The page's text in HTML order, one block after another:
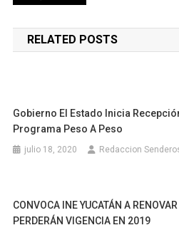
de
entradas
RELATED POSTS
Gobierno El Estado Inicia
Programa Peso A Peso
julio 18, 2020 Redaccion
CONVOCA INE YUCATÁN A
PERDERÁN VIGENCIA EN 2019